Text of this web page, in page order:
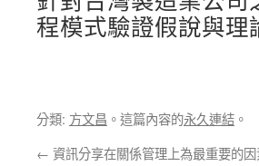
程模式驗證假說與理
分類: 方文昌 。這篇內容的永久連結 。
← 資訊分享在關係管理上為最重要的